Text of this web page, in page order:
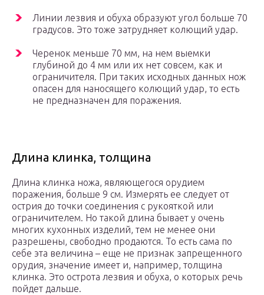
Линии лезвия и обуха образуют угол больше 70
градусов. Это тоже затрудняет колющий удар.
Черенок меньше 70 мм, на нем выемки
глубиной до 4 мм или их нет совсем, как и
ограничителя. При таких исходных данных нож
опасен для наносящего колющий удар, то есть
не предназначен для поражения.
Длина клинка, толщина
Длина клинка ножа, являющегося орудием
поражения, больше 9 см. Измерять ее следует от
острия до точки соединения с рукояткой или
ограничителем. Но такой длина бывает у очень
многих кухонных изделий, тем не менее они
разрешены, свободно продаются. То есть сама по
себе эта величина – еще не признак запрещенного
орудия, значение имеет и, например, толщина
клинка. Это острота лезвия и обуха, о которых речь
пойдет дальше.